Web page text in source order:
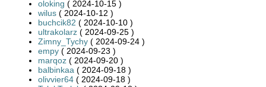
oloking ( 2024-10-15 )
wilus ( 2024-10-12 )
buchcik82 ( 2024-10-10 )
ultrakolarz ( 2024-09-25 )
Zimny_Tychy ( 2024-09-24 )
empy ( 2024-09-23 )
marqoz ( 2024-09-20 )
balbinkaa ( 2024-09-18 )
olivvier64 ( 2024-09-18 )